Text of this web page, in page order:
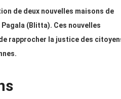
de deux nouvelles maisons de
(Blitta). Ces nouvelles
rapprocher la justice des